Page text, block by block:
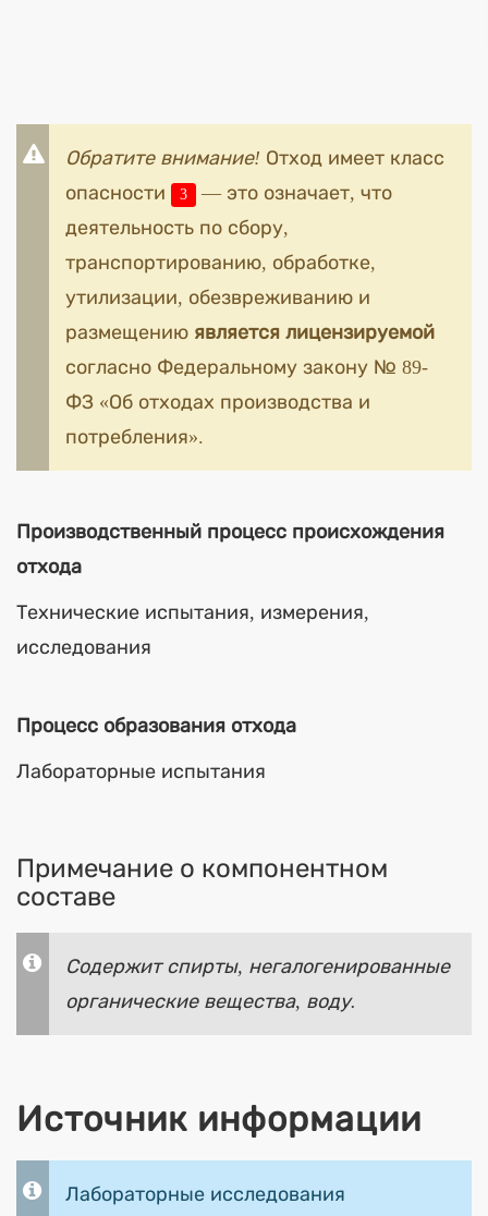
Обратите внимание! Отход имеет класс
опасности
3
— это означает, что
деятельность по сбору,
транспортированию, обработке,
утилизации, обезвреживанию и
размещению является лицензируемой
согласно Федеральному закону № 89-
ФЗ «Об отходах производства и
потребления».
Производственный процесс происхождения
отхода
Технические испытания, измерения,
исследования
Процесс образования отхода
Лабораторные испытания
Примечание о компонентном
составе
Содержит спирты, негалогенированные
органические вещества, воду.
Источник информации
Лабораторные исследования